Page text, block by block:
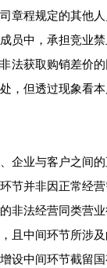
章程规定的其他
员中，承担竞业
法获取购销差价
，但透过现象看
业与客户之间的
节并非因正常经
非法经营同类营
且中间环节所涉
设中间环节截留